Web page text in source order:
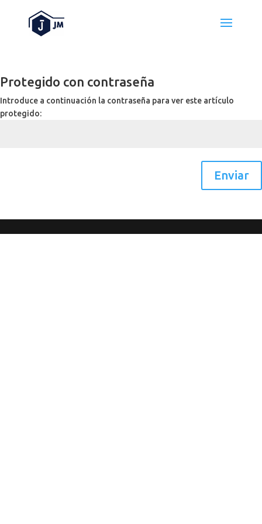
Protegido con contraseña
Introduce a continuación la contraseña para ver este artículo
protegido:
Enviar